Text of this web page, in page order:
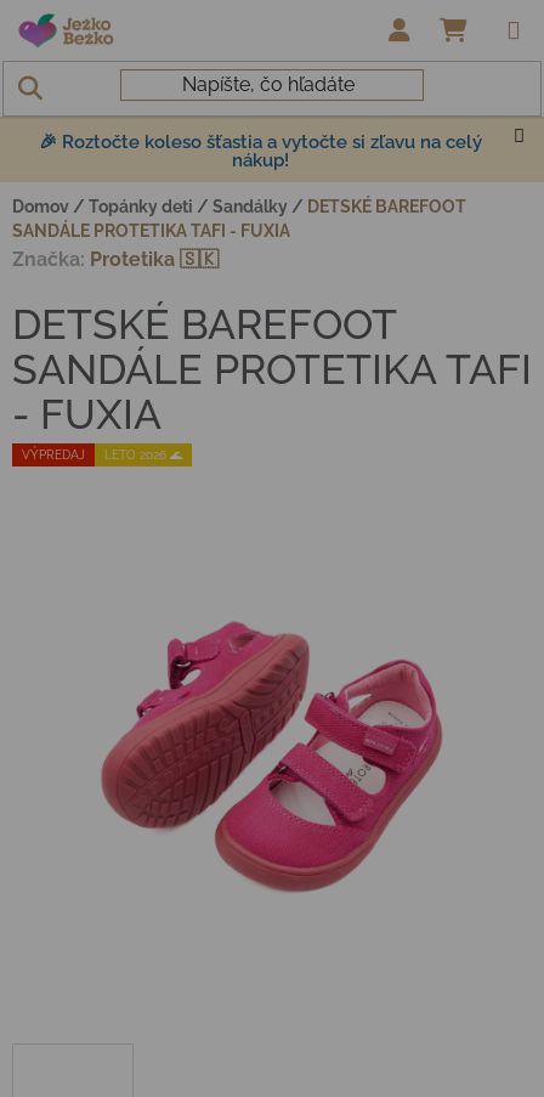
Prejsť na obsah
🎉 Roztočte koleso šťastia a vytočte si zľavu na celý
nákup!
Domov / Topánky deti / Sandálky / DETSKÉ BAREFOOT
SANDÁLE PROTETIKA TAFI - FUXIA
VÝPREDAJ LETO 2026 🌊
DETSKÉ BAREFOOT
SANDÁLE PROTETIKA TAFI
- FUXIA
Značka: Protetika 🇸🇰